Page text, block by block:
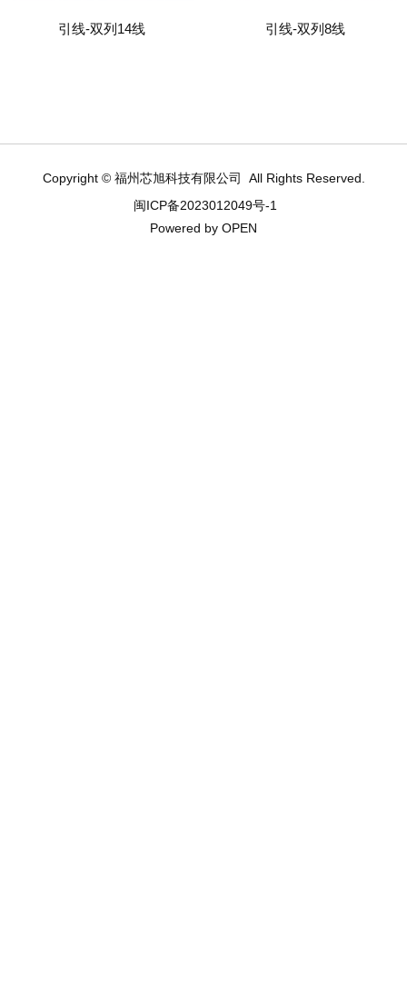
引线-双列14线 引线-双列8线
Copyright © 福州芯旭科技有限公司 All Rights Reserved.
闽ICP备2023012049号-1
Powered by OPEN